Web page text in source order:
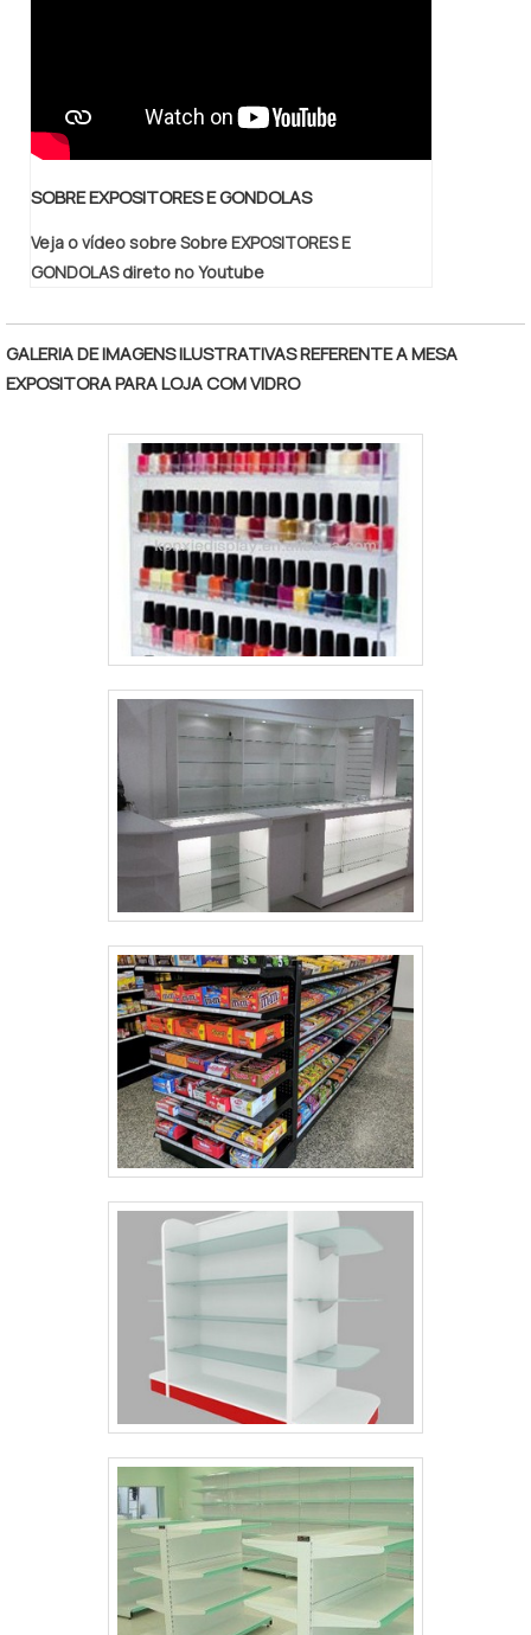
SOBRE EXPOSITORES E GONDOLAS
Veja o vídeo sobre Sobre EXPOSITORES E
GONDOLAS direto no Youtube
GALERIA DE IMAGENS ILUSTRATIVAS REFERENTE A MESA
EXPOSITORA PARA LOJA COM VIDRO